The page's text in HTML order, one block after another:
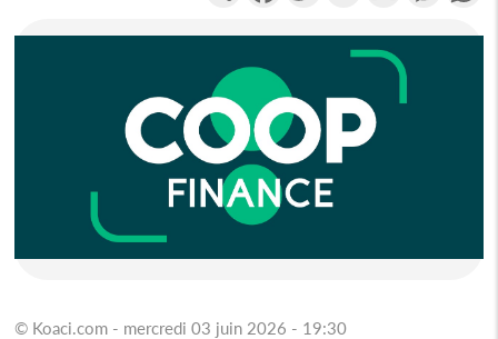
© Koaci.com - mercredi 03 juin 2026 - 19:30